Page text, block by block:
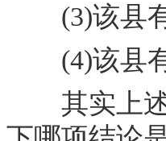
(3)该县有
(4)该县有
其实上述